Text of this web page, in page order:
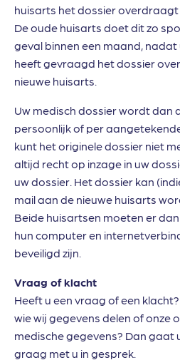
huisarts het dossier overdraagt
De oude huisarts doet dit zo
geval binnen een maand,
heeft gevraagd het dossier
nieuwe huisarts.
Uw medisch dossier wordt dan
persoonlijk of per
kunt het originele dossier niet
altijd recht op inzage in uw
uw dossier. Het dossier kan
mail aan de nieuwe huisarts
Beide huisartsen moeten er
hun computer en
beveiligd zijn.
Vraag of klacht
Heeft u een vraag of een
wie wij gegevens delen of onze
medische gegevens? Dan gaat
graag met u in gesprek.